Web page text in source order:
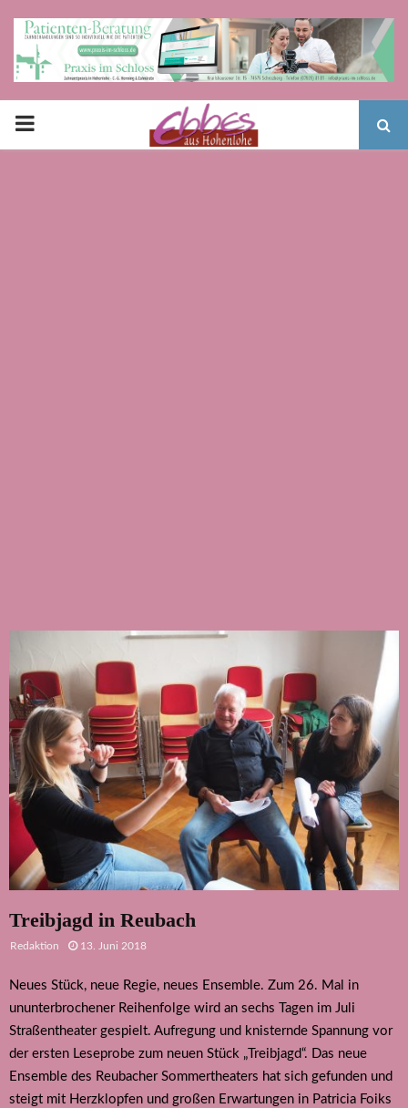
PRIMARY
Treibjagd in Reubach
Redaktion 13. Juni 2018
Neues Stück, neue Regie, neues Ensemble. Zum 26. Mal in
ununterbrochener Reihenfolge wird an sechs Tagen im Juli
Straßentheater gespielt. Aufregung und knisternde Spannung vor
der ersten Leseprobe zum neuen Stück „Treibjagd“. Das neue
Ensemble des Reubacher Sommertheaters hat sich gefunden und
steigt mit Herzklopfen und großen Erwartungen in Patricia Foiks